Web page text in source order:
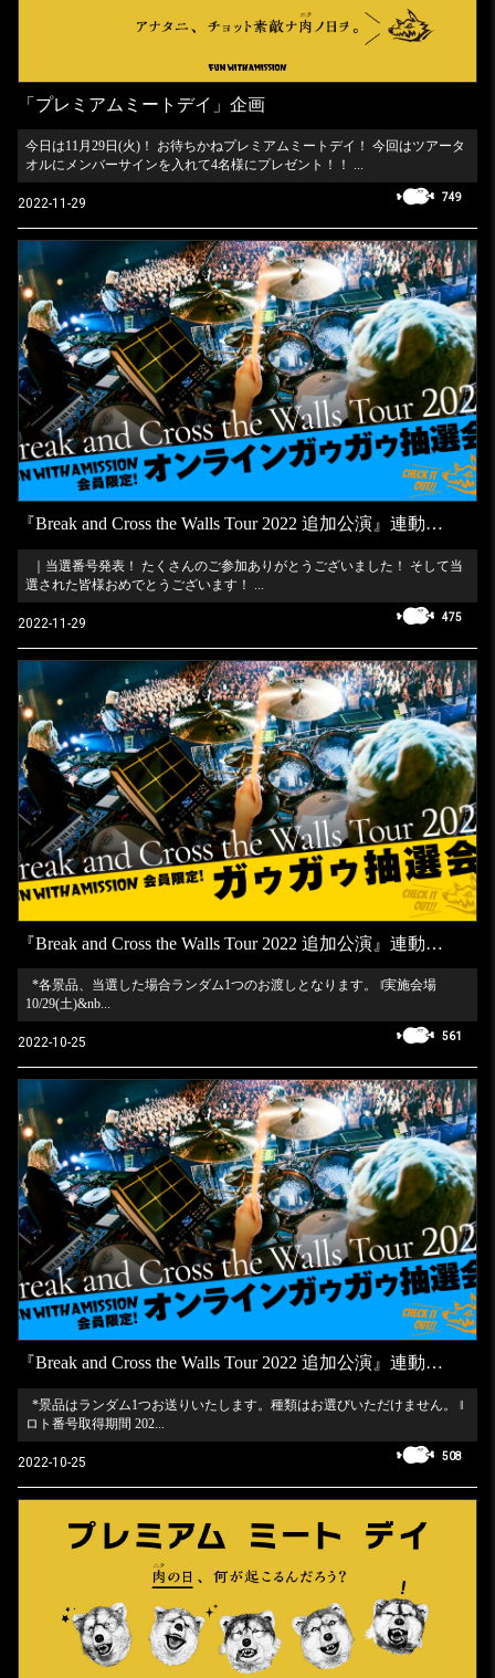
「プレミアムミートデイ」企画
今日は11月29日(火)！ お待ちかねプレミアムミートデイ！ 今回はツアータ
オルにメンバーサインを入れて4名様にプレゼント！！ ...
2022-11-29 749
『Break and Cross the Walls Tour 2022 追加公演』連動オンラインガゥガゥ抽選会当選番号発表！
｜当選番号発表！ たくさんのご参加ありがとうございました！ そして当
選された皆様おめでとうございます！ ...
2022-11-29 475
『Break and Cross the Walls Tour 2022 追加公演』連動ガゥガゥ抽選会実施決定！
*各景品、当選した場合ランダム1つのお渡しとなります。 ‖実施会場
10/29(土)&nb...
2022-10-25 561
『Break and Cross the Walls Tour 2022 追加公演』連動オンラインガゥガゥ抽選会実施決定！
*景品はランダム1つお送りいたします。種類はお選びいただけません。 ‖
ロト番号取得期間 202...
2022-10-25 508